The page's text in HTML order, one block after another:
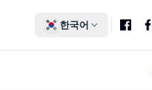
한국어